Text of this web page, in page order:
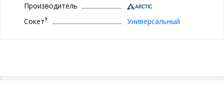
Производитель
Сокет? Универсальный